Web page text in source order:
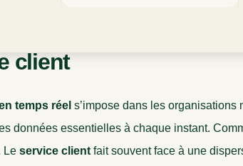
client
temps réel s’impose dans les organisations
données essentielles à chaque instant.
Le service client fait souvent face à une